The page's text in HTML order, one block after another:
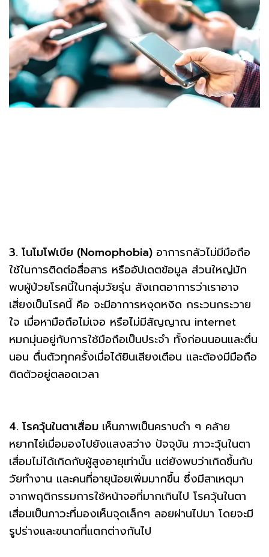
3. โนโมโฟเบีย (Nomophobia) อาการกลัวไม่มีมือถือ
ใช้ในการติดต่อสื่อสาร หรืออัปเดตข้อมูล ส่วนใหญ่มัก
พบผู้ป่วยโรคนี้ในกลุ่มวัยรุ่น สังเกตอาการว่าเราอาจ
เสี่ยงเป็นโรคนี้ คือ จะมีอาการหงุดหงิด กระวนกระวาย
ใจ เมื่อหามือถือไม่เจอ หรือไม่มีสัญญาณ internet
หมกมุ่นอยู่กับการใช้มือถือเป็นประจำ ทั้งก่อนนอนและตื่น
นอน ตื่นตัวทุกครั้งเมื่อได้ยินเสียงเตือน และต้องมีมือถือ
ติดตัวอยู่ตลอดเวลา
4. โรควุ้นในตาเสื่อม เห็นภาพเป็นคราบดำ ๆ คล้าย
หยากไย่เมื่อมองไปยังแสงสว่าง ปัจจุบัน ภาวะวุ้นในตา
เสื่อมไม่ได้เกิดกับผู้สูงอายุเท่านั้น แต่ยังพบว่าเกิดขึ้นกับ
วัยทำงาน และคนที่อายุน้อยเพิ่มมากขึ้น ซึ่งมีสาเหตุมา
จากพฤติกรรมการใช้หน้าจอที่มากเกินไป โรควุ้นในตา
เสื่อมเป็นภาวะที่มองเห็นจุดเล็กๆ ลอยผ่านไปมา โดยจะมี
รูปร่างและขนาดที่แตกต่างกันไป